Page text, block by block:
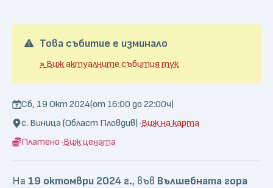
Това събитие е изминало
»Виж актуалните събития тук
Сб, 19 Окт 2024(от 16:00 до 22:00ч)
с. Виница (Област Пловдив) ·Виж на карта
Платено ·Виж цената
На 19 октомври 2024 г., във Вълшебната гора